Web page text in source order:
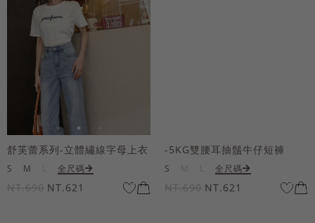
舒芙蕾系列-立體繡線字母上衣
S M 全尺碼
NT.690 NT.621
-5KG雙腰耳抽鬚牛仔短褲
S 全尺碼
NT.690 NT.621